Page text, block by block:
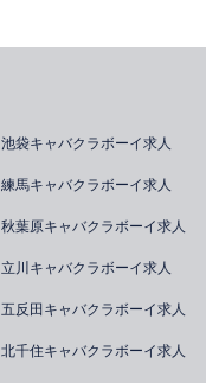
池袋キャバクラボーイ求人
練馬キャバクラボーイ求人
秋葉原キャバクラボーイ求人
立川キャバクラボーイ求人
五反田キャバクラボーイ求人
北千住キャバクラボーイ求人